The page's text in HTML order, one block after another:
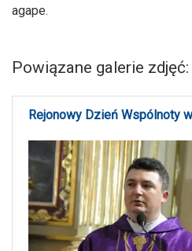
agape.
Powiązane galerie zdjęć:
Rejonowy Dzień Wspólnoty